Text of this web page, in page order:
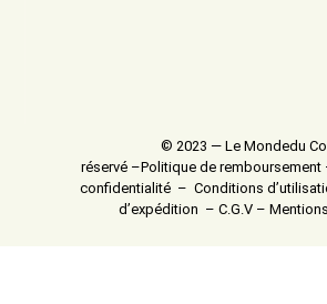
© 2023 — Le Mondedu
réservé –Politique de remboursement
confidentialité – Conditions
d’expédition – C.G.V–